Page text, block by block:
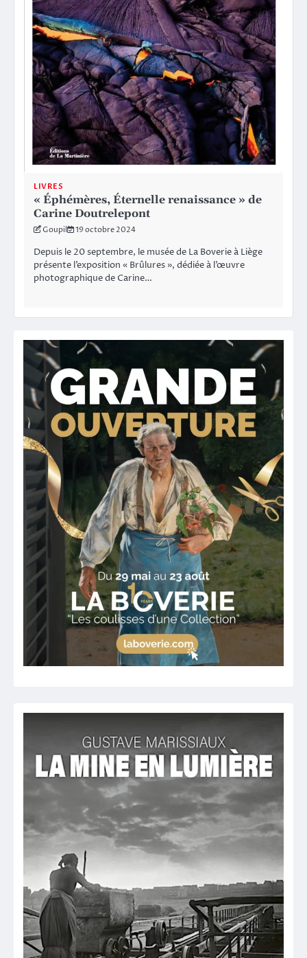
LIVRES
« Éphémères, Éternelle renaissance » de
Carine Doutrelepont
Goupil 19 octobre 2024
Depuis le 20 septembre, le musée de La Boverie à Liège
présente l’exposition « Brûlures », dédiée à l’œuvre
photographique de Carine…